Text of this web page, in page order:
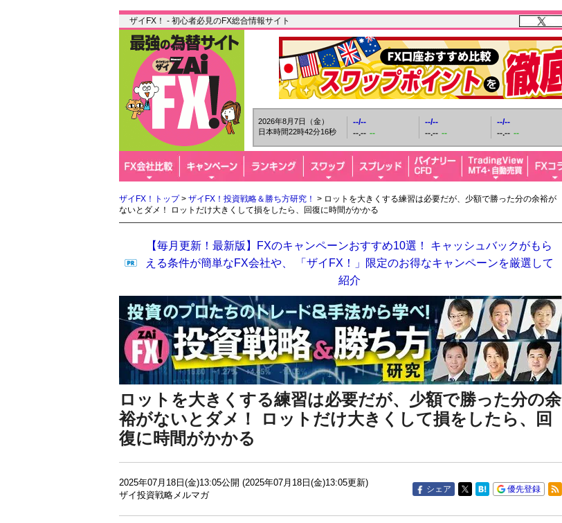
ザイFX！ - 初心者必見のFX総合情報サイト
2026年8月7日（金）
日本時間22時42分17秒
--/--
--.-- --
--/--
--.-- --
--/--
--.-- --
ザイFX！トップ> ザイFX！投資戦略＆勝ち方研究！ > ロットを大きくする練習は必要だが、少額で勝った分の余裕が
ないとダメ！ ロットだけ大きくして損をしたら、回復に時間がかかる
【毎月更新！最新版】FXのキャンペーンおすすめ10選！ キャッシュバックがもら
える条件が簡単なFX会社や、 「ザイFX！」限定のお得なキャンペーンを厳選して
紹介
ロットを大きくする練習は必要だが、少額で勝った分の余
裕がないとダメ！ ロットだけ大きくして損をしたら、回
復に時間がかかる
2025年07月18日(金)13:05公開 (2025年07月18日(金)13:05更新)
ザイ投資戦略メルマガ
シェア 優先登録